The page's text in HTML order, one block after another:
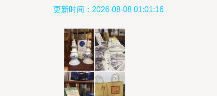
新应用
更新时间：2026-08-08 01:01:16